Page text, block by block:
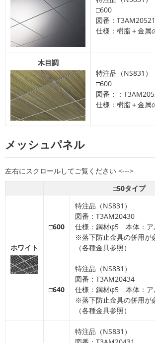
□600
図番：T3AM20521
仕様：樹脂＋金属
木目調
特注品（NS831）
□600
図番：：
仕様：樹脂＋金属
メッシュパネル
□50タイプ
ホワイト
□600
特注品（NS831）
図番：T3AM20430
仕様：鋼材φ5 本体：ア
※落下防止金具の併用が
（各種金具参照）
□640
特注品（NS831）
図番：T3AM20434
仕様：鋼材φ5 本体：ア
※落下防止金具の併用が
（各種金具参照）
特注品（NS831）